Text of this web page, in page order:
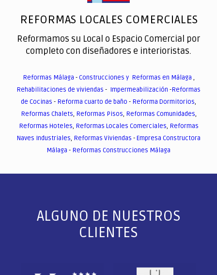
REFORMAS LOCALES COMERCIALES
Reformamos su Local o Espacio Comercial por
completo con diseñadores e interioristas.
Reformas Málaga -Construcciones y Reformas en Málaga ,
Rehabilitaciones de viviendas - Impermeabilización -Reformas
de Cocinas - Reforma cuarto de baño - Reforma Dormitorios,
Reformas Chalets, Reformas Pisos, Reformas Comunidades,
Reformas Hoteles, Reformas Locales Comerciales, Reformas
Naves Industriales, Reformas Viviendas -Empresa Constructora
Málaga - Reformas Construcciones Málaga
ALGUNO DE NUESTROS
CLIENTES